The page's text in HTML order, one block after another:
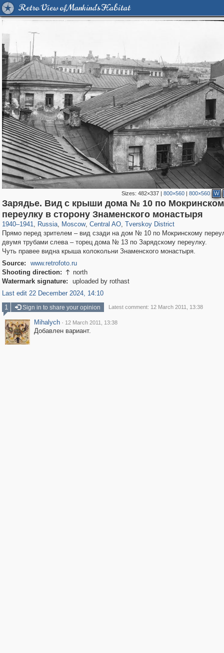
Retro View of Mankind's Habitat
Sizes: 482×337| 800×560| 800×560 W
Зарядье. Вид с крыши дома № 10 по
переулку в сторону Знаменского монастыря
1940–1941, Russia
1,406,258 29,243
, Moscow
319,780 8,286
, Central AO
159,978 5,916
, Tverskoy District
53,034 2,283
Прямо перед зрителем – вид сзади на дом № 10 по Мокринскому
двумя трубами слева – торец дома № 13 по Зарядскому переулку.
Чуть правее видна крыша колокольни Знаменского монастыря.
Source:
www.retrofoto.ru
Shooting direction:  north
Watermark signature:
uploaded by rothast
Last edit 22 December 2024, 14:10
1
Sign in to share your opinion Latest comment: 12 March 2011, 13:38
Mihalych · 12 March 2011, 13:38
Добавлен вариант.